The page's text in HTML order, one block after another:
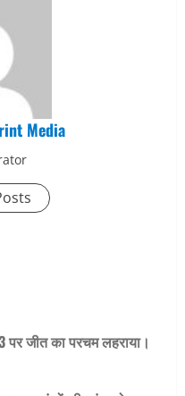
Media
जीत का परचम लहराया।